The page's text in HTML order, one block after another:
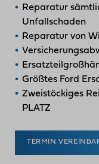
Reparatur
Unfallschaden
Reparatur von
Größtes Ford
Zweistöckiges
PLATZ
TERMIN